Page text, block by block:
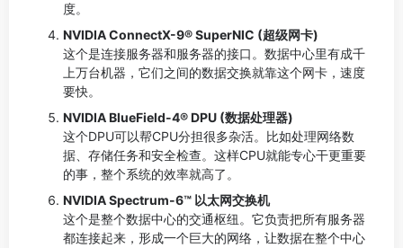
度。
NVIDIA ConnectX-9® SuperNIC (超级网卡)
这个是连接服务器和服务器的接口。数据中心里有成千
上万台机器，它们之间的数据交换就靠这个网卡，速度
要快。
NVIDIA BlueField-4® DPU (数据处理器)
这个DPU可以帮CPU分担很多杂活。比如处理网络数
据、存储任务和安全检查。这样CPU就能专心干更重要
的事，整个系统的效率就高了。
NVIDIA Spectrum-6™ 以太网交换机
这个是整个数据中心的交通枢纽。它负责把所有服务器
都连接起来，形成一个巨大的网络，让数据在整个中心